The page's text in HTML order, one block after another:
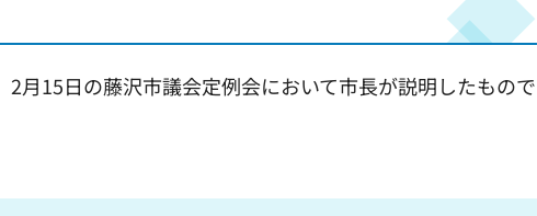
月15日の藤沢市議会定例会において市長が説明したもので